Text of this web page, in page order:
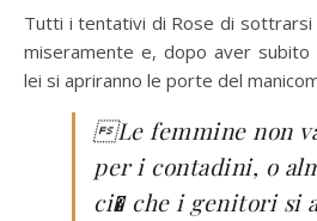
Tutti i tentativi di Rose di sottrarsi
miseramente e, dopo aver
lei si apriranno le porte del
Le femmine non
per i contadini, o
ci� che i genitori si